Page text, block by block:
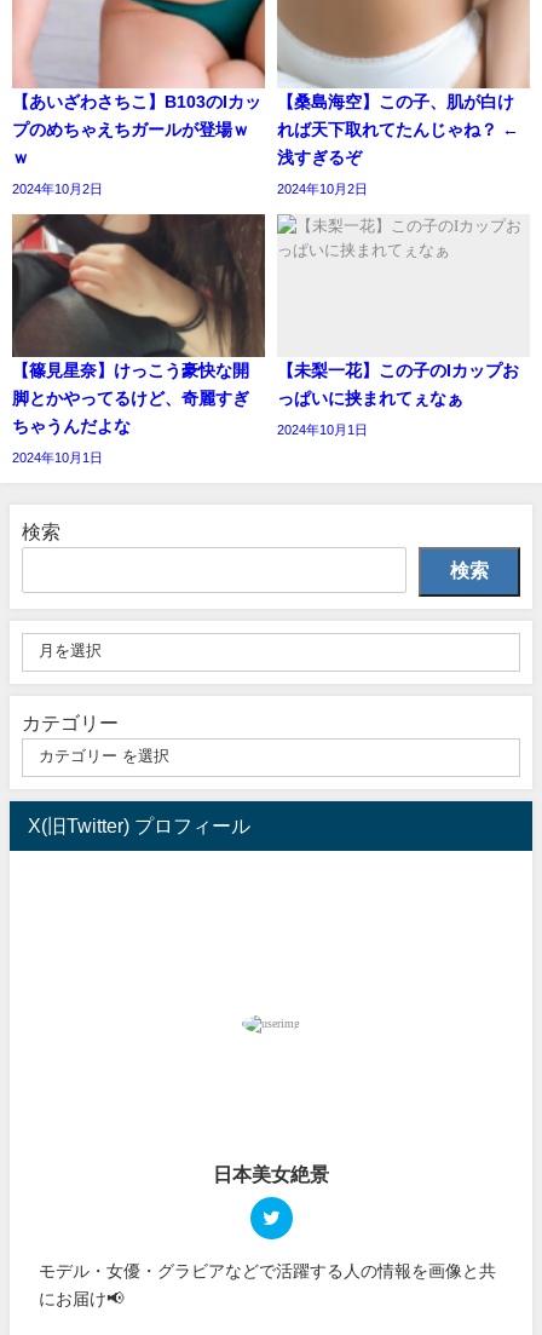
【あいざわさちこ】B103のIカッ
プのめちゃえちガールが登場ｗ
ｗ
2024年10月2日
【桑島海空】この子、肌が白け
れば天下取れてたんじゃね？ ←
浅すぎるぞ
2024年10月2日
【篠見星奈】けっこう豪快な開
脚とかやってるけど、奇麗すぎ
ちゃうんだよな
2024年10月1日
【未梨一花】この子のIカップお
っぱいに挟まれてぇなぁ
2024年10月1日
検索
検索
カテゴリー
X(旧Twitter) プロフィール
日本美女絶景
モデル・女優・グラビアなどで活躍する人の情報を画像と共
にお届け📢